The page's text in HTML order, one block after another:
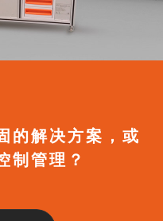
的解决方案，或
制管理？